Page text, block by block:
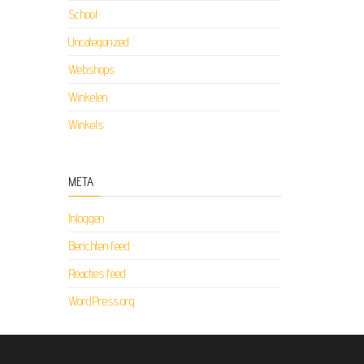
School
Uncategorized
Webshops
Winkelen
Winkels
META
Inloggen
Berichten feed
Reacties feed
WordPress.org